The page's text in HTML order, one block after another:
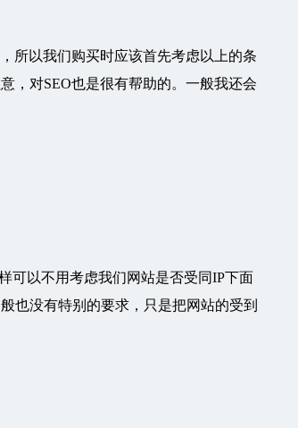
所以我们购买时应该首先考虑以上的条
，对SEO也是很有帮助的。一般我还会
可以不用考虑我们网站是否受同IP下面
也没有特别的要求，只是把网站的受到